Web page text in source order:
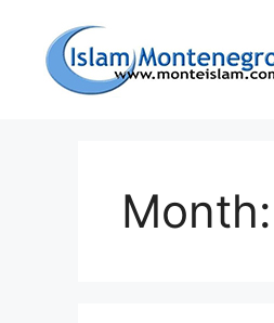
sadržaj